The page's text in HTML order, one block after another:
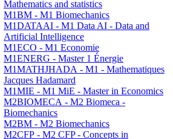
Mathematics and statistics
M1BM - M1 Biomechanics
M1DATAAI - M1 Data AI - Data and
Artificial Intelligence
M1ECO - M1 Economie
M1ENERG - Master 1 Énergie
M1MATHJHADA - M1 - Mathematiques
Jacques Hadamard
M1MIE - M1 MiE - Master in Economics
M2BIOMECA - M2 Biomeca -
Biomechanics
M2BM - M2 Biomechanics
M2CFP - M2 CFP - Concepts in